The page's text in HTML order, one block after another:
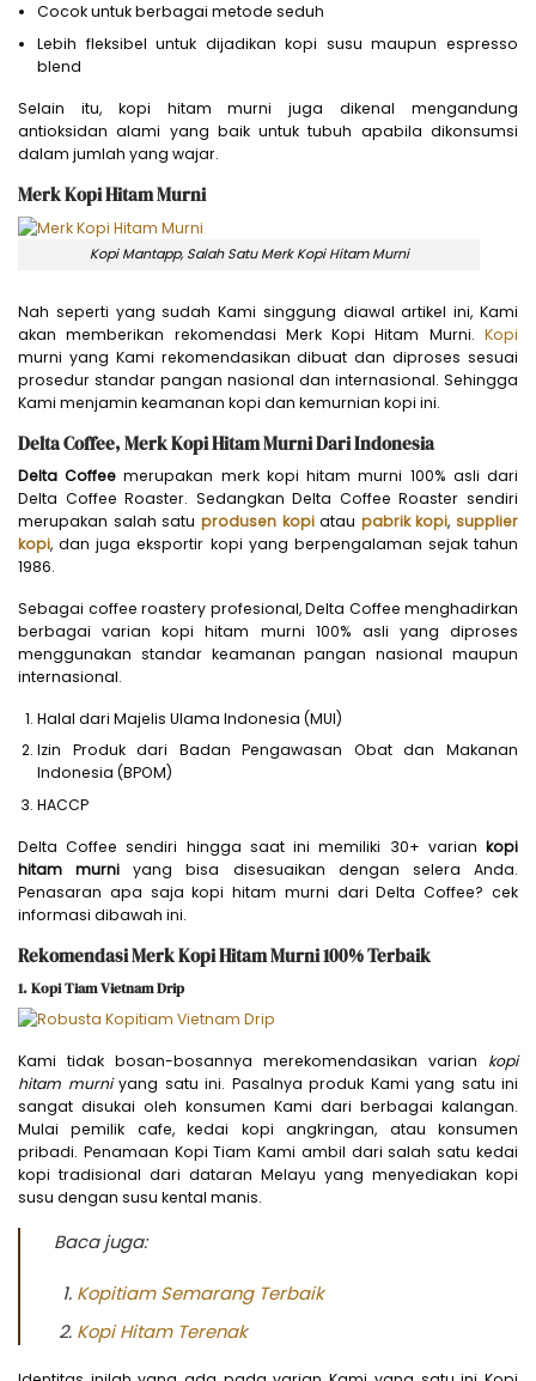
Cocok untuk berbagai metode seduh
Lebih fleksibel untuk dijadikan kopi susu maupun espresso
blend
Selain itu, kopi hitam murni juga dikenal mengandung
antioksidan alami yang baik untuk tubuh apabila dikonsumsi
dalam jumlah yang wajar.
Merk Kopi Hitam Murni
Kopi Mantapp, Salah Satu Merk Kopi Hitam Murni
Nah seperti yang sudah Kami singgung diawal artikel ini, Kami
akan memberikan rekomendasi Merk Kopi Hitam Murni. Kopi
murni yang Kami rekomendasikan dibuat dan diproses sesuai
prosedur standar pangan nasional dan internasional. Sehingga
Kami menjamin keamanan kopi dan kemurnian kopi ini.
Delta Coffee, Merk Kopi Hitam Murni Dari Indonesia
Delta Coffee merupakan merk kopi hitam murni 100% asli dari
Delta Coffee Roaster. Sedangkan Delta Coffee Roaster sendiri
merupakan salah satu produsen kopiatau pabrik kopi, supplier
kopi, dan juga eksportir kopi yang berpengalaman sejak tahun
1986.
Sebagai coffee roastery profesional, Delta Coffee menghadirkan
berbagai varian kopi hitam murni 100% asli yang diproses
menggunakan standar keamanan pangan nasional maupun
internasional.
Halal dari Majelis Ulama Indonesia (MUI)
Izin Produk dari Badan Pengawasan Obat dan Makanan
Indonesia (BPOM)
HACCP
Delta Coffee sendiri hingga saat ini memiliki 30+ varian kopi
hitam murni yang bisa disesuaikan dengan selera Anda.
Penasaran apa saja kopi hitam murni dari Delta Coffee? cek
informasi dibawah ini.
Rekomendasi Merk Kopi Hitam Murni 100% Terbaik
1. Kopi Tiam Vietnam Drip
Kami tidak bosan-bosannya merekomendasikan varian kopi
hitam murniyang satu ini. Pasalnya produk Kami yang satu ini
sangat disukai oleh konsumen Kami dari berbagai kalangan.
Mulai pemilik cafe, kedai kopi angkringan, atau konsumen
pribadi. Penamaan Kopi Tiam Kami ambil dari salah satu kedai
kopi tradisional dari dataran Melayu yang menyediakan kopi
susu dengan susu kental manis.
Baca juga:
Kopitiam Semarang Terbaik
Kopi Hitam Terenak